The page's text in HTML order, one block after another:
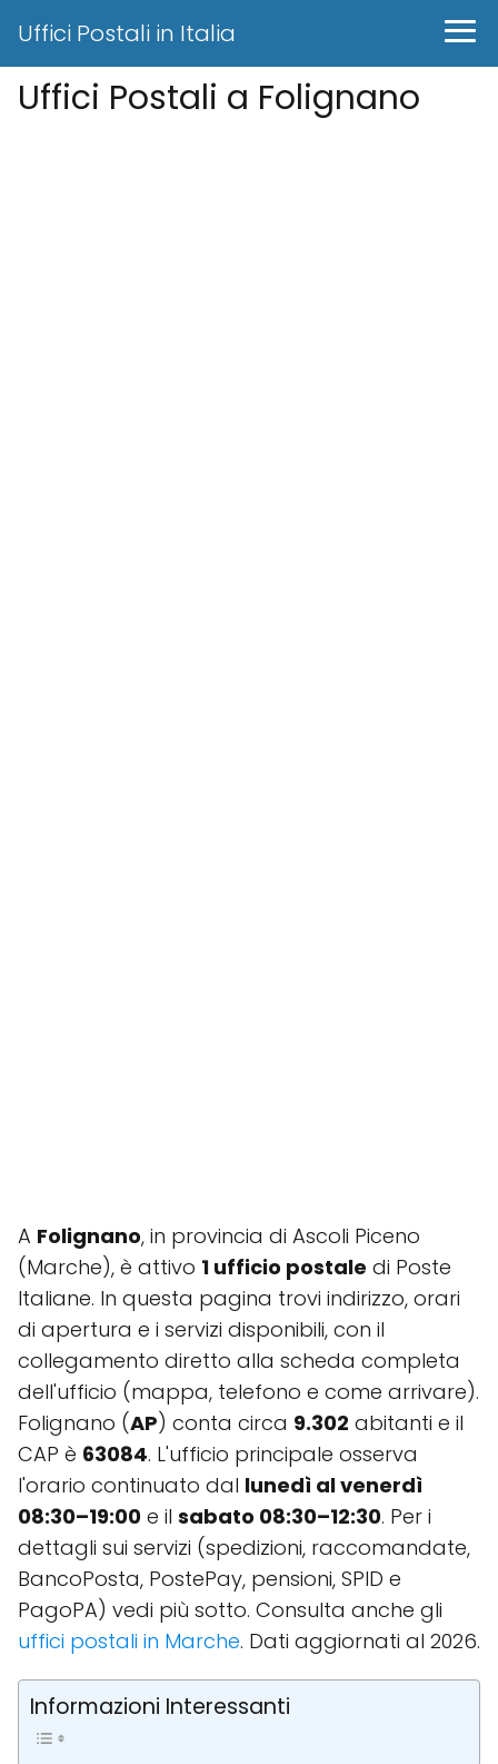
Uffici Postali in Italia
Uffici Postali a Folignano
A Folignano, in provincia di Ascoli Piceno
(Marche), è attivo 1 ufficio postale di Poste
Italiane. In questa pagina trovi indirizzo, orari
di apertura e i servizi disponibili, con il
collegamento diretto alla scheda completa
dell'ufficio (mappa, telefono e come arrivare).
Folignano (AP) conta circa 9.302 abitanti e il
CAP è 63084. L'ufficio principale osserva
l'orario continuato dal lunedì al venerdì
08:30–19:00 e il sabato 08:30–12:30. Per i
dettagli sui servizi (spedizioni, raccomandate,
BancoPosta, PostePay, pensioni, SPID e
PagoPA) vedi più sotto. Consulta anche gli
uffici postali in Marche. Dati aggiornati al 2026.
Informazioni Interessanti